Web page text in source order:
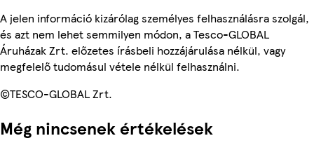
A jelen információ kizárólag személyes felhasználásra szolgál,
és azt nem lehet semmilyen módon, a Tesco-GLOBAL
Áruházak Zrt. előzetes írásbeli hozzájárulása nélkül, vagy
megfelelő tudomásul vétele nélkül felhasználni.
©TESCO-GLOBAL Zrt.
Még nincsenek értékelések